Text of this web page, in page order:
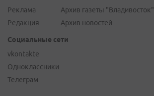
Реклама
Редакция
Архив газеты "Владивосток"
Архив новостей
Социальные сети
vkontakte
Одноклассники
Телеграм